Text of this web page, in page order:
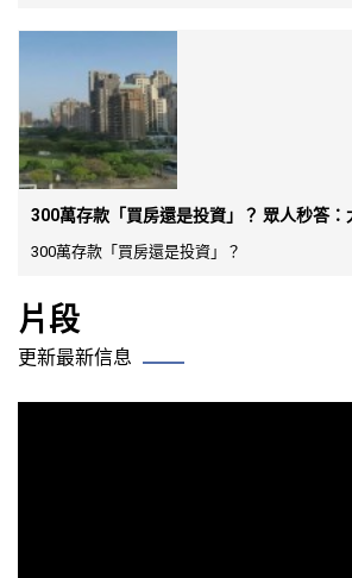
300萬存款「買房還是投資」？ 眾人秒答
300萬存款「買房還是投資」？
片段
更新最新信息